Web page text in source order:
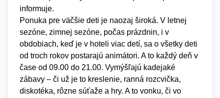
informuje.
Ponuka pre väčšie deti je naozaj široká. V letnej
sezóne, zimnej sezóne, počas prázdnin, i v
obdobiach, keď je v hoteli viac detí, sa o všetky deti
od troch rokov postarajú animátori. A to každý deň v
čase od 09.00 do 21.00. Vymýšľajú kadejaké
zábavy – či už je to kreslenie, ranná rozcvička,
diskotéka, rôzne súťaže a hry. A to vonku, či vo